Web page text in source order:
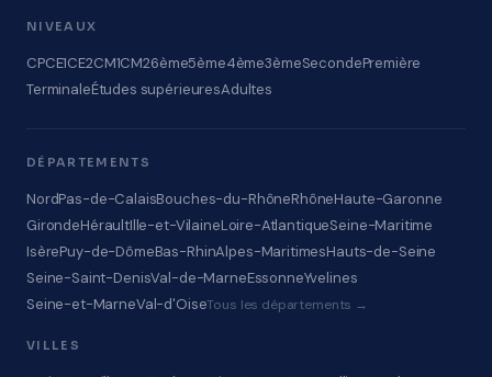
NIVEAUX
CPCE1CE2CM1CM26ème5ème4ème3èmeSecondePremière
TerminaleÉtudes supérieuresAdultes
DÉPARTEMENTS
NordPas-de-CalaisBouches-du-RhôneRhôneHaute-Garonne
GirondeHéraultIlle-et-VilaineLoire-AtlantiqueSeine-Maritime
IsèrePuy-de-DômeBas-RhinAlpes-MaritimesHauts-de-Seine
Seine-Saint-DenisVal-de-MarneEssonneYvelines
Seine-et-MarneVal-d'OiseTous les départements →
VILLES